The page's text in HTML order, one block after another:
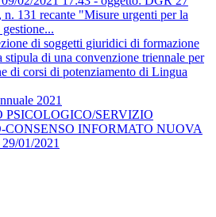
n. 131 recante "Misure urgenti per la
di soggetti giuridici di formazione
stipula di una convenzione triennale per
di corsi di potenziamento di Lingua
2021
PSICOLOGICO/SERVIZIO
CONSENSO INFORMATO NUOVA
01/2021